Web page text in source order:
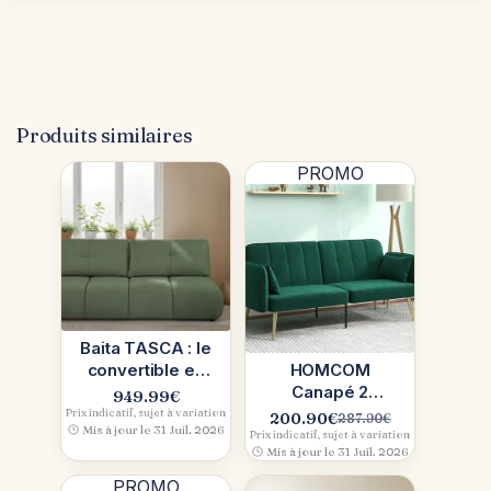
Produits similaires
Baita TASCA : le
convertible en
bouclette qui
pense au
quotidien
949.99€
Prix indicatif, sujet à variation
Mis à jour le 31 Juil. 2026
PROMO
HOMCOM
Canapé 2
places
convertible
(Vert), Test &
avis
287.90€
Le
prix
initial
200.90€
Le
prix
actuel
Prix indicatif, sujet à variation
Mis à jour le 31 Juil. 2026
PROMO